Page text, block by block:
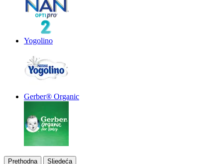
Yogolino
Gerber® Organic
Prethodna Sljedeća